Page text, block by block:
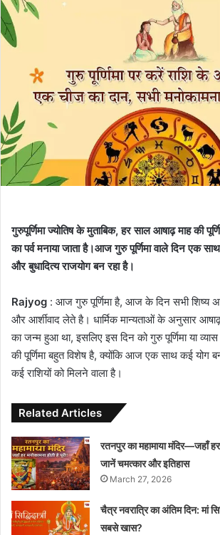
गुरुपूर्णिमा ज्योतिष के मुताबिक, हर साल आषाढ़ माह की
का पर्व मनाया जाता है।आज गुरु पूर्णिमा वाले दिन एक
और बुधादित्य राजयोग बन रहा है।
Rajyog : आज गुरु पूर्णिमा है, आज के दिन सभी शिष्य
और आर्शीवाद लेते है। धार्मिक मान्यताओं के अनुसार आषाढ़
का जन्म हुआ था, इसलिए इस दिन को गुरु पूर्णिमा या व्यास
की पूर्णिमा बहुत विशेष है, क्योंकि आज एक साथ कई योग
कई राशियों को मिलने वाला है।
Related Articles
रतनपुर का महामाया मंदिर—जहाँ हर
जानें चमत्कार और इतिहास
March 27, 2026
चैत्र नवरात्रि का अंतिम दिन: मां
सबसे खास?